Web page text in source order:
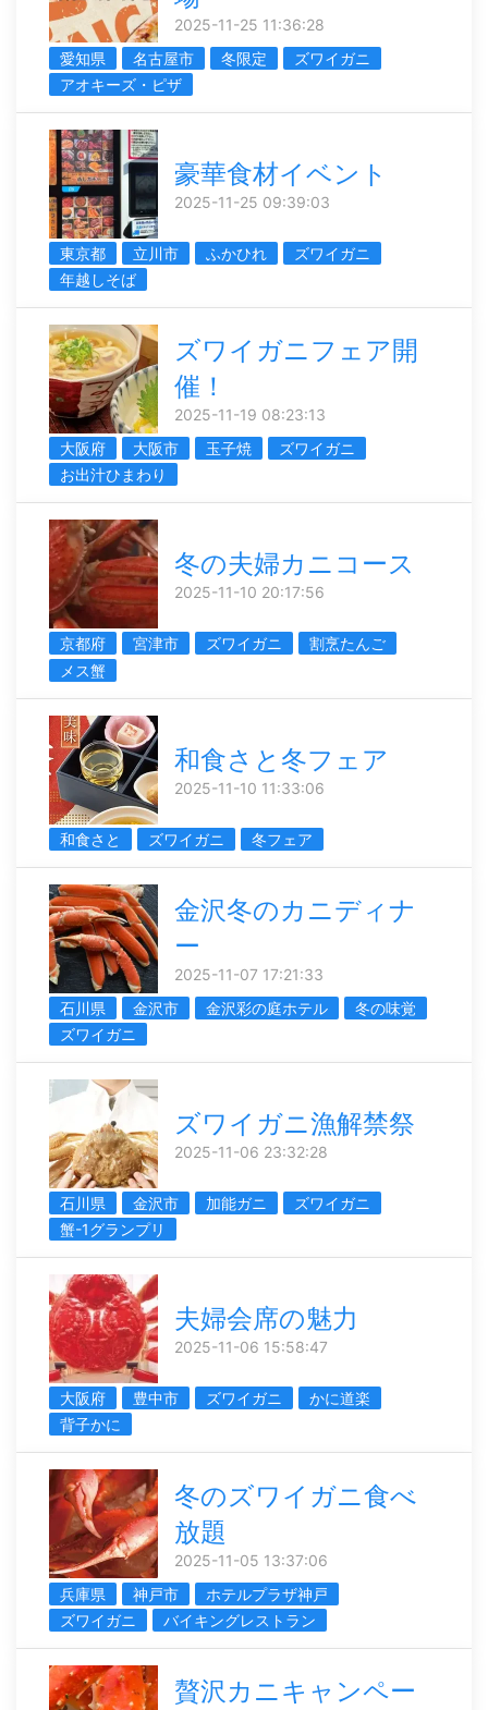
2025-11-25 11:36:28
愛知県
名古屋市 冬限定
ズワイガニ
アオキーズ・ピザ
豪華食材イベント
2025-11-25 09:39:03
東京都 立川市 ふかひれ
ズワイガニ
年越しそば
ズワイガニフェア開
催！
2025-11-19 08:23:13
大阪府
大阪市 玉子焼
ズワイガニ
お出汁ひまわり
冬の夫婦カニコース
2025-11-10 20:17:56
京都府 宮津市 ズワイガニ
割烹たんご
メス蟹
和食さと冬フェア
2025-11-10 11:33:06
和食さと ズワイガニ 冬フェア
金沢冬のカニディナ
ー
2025-11-07 17:21:33
石川県
金沢市 金沢彩の庭ホテル
冬の味覚
ズワイガニ
ズワイガニ漁解禁祭
2025-11-06 23:32:28
石川県 金沢市 加能ガニ
ズワイガニ
蟹-1グランプリ
夫婦会席の魅力
2025-11-06 15:58:47
大阪府 豊中市 ズワイガニ
かに道楽
背子かに
冬のズワイガニ食べ
放題
2025-11-05 13:37:06
兵庫県
神戸市
ホテルプラザ神戸
ズワイガニ
バイキングレストラン
贅沢カニキャンペー